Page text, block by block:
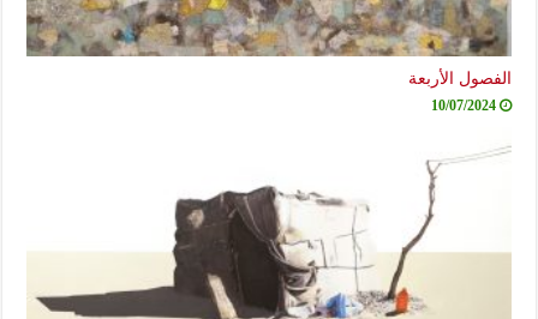
الفصول الأربعة
10/07/2024